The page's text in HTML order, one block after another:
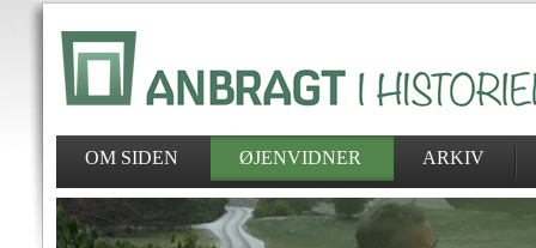
OM SIDEN ØJENVIDNER ARKIV